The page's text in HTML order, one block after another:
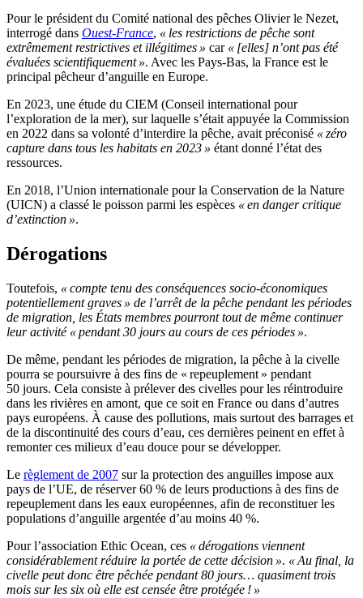
Pour le président du Comité national des pêches Olivier le Nezet,
interrogé dans Ouest-France, « les restrictions de pêche sont
extrêmement restrictives et illégitimes » car « [elles] n’ont pas été
évaluées scientifiquement ». Avec les Pays-Bas, la France est le
principal pêcheur d’anguille en Europe.
En 2023, une étude du CIEM (Conseil international pour
l’exploration de la mer), sur laquelle s’était appuyée la Commission
en 2022 dans sa volonté d’interdire la pêche, avait préconisé « zéro
capture dans tous les habitats en 2023 » étant donné l’état des
ressources.
En 2018, l’Union internationale pour la Conservation de la Nature
(UICN) a classé le poisson parmi les espèces « en danger critique
d’extinction ».
Dérogations
Toutefois, « compte tenu des conséquences socio-économiques
potentiellement graves » de l’arrêt de la pêche pendant les périodes
de migration, les États membres pourront tout de même continuer
leur activité « pendant 30 jours au cours de ces périodes ».
De même, pendant les périodes de migration, la pêche à la civelle
pourra se poursuivre à des fins de « repeuplement » pendant
50 jours. Cela consiste à prélever des civelles pour les réintroduire
dans les rivières en amont, que ce soit en France ou dans d’autres
pays européens. À cause des pollutions, mais surtout des barrages et
de la discontinuité des cours d’eau, ces dernières peinent en effet à
remonter ces milieux d’eau douce pour se développer.
Le règlement de 2007 sur la protection des anguilles impose aux
pays de l’UE, de réserver 60 % de leurs productions à des fins de
repeuplement dans les eaux européennes, afin de reconstituer les
populations d’anguille argentée d’au moins 40 %.
Pour l’association Ethic Ocean, ces « dérogations viennent
considérablement réduire la portée de cette décision ». « Au final, la
civelle peut donc être pêchée pendant 80 jours… quasiment trois
mois sur les six où elle est censée être protégée ! »